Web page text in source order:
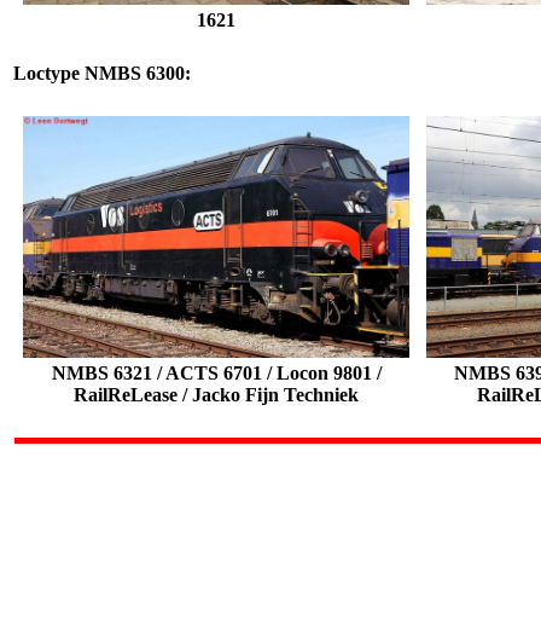
1621
Loctype NMBS 6300:
NMBS 6321 / ACTS 6701 / Locon 9801 /
RailReLease / Jacko Fijn Techniek
NMBS